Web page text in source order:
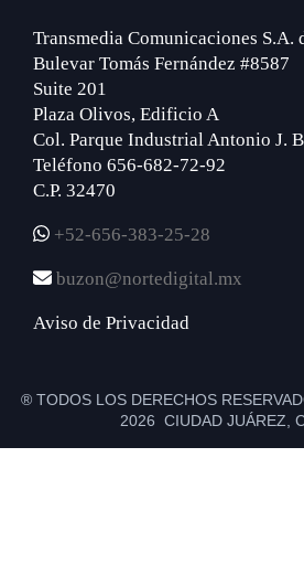
Transmedia Comunicaciones S.A.
Bulevar Tomás Fernández #8587
Suite 201
Plaza Olivos, Edificio A
Col. Parque Industrial Antonio J.
Teléfono 656-682-72-92
C.P. 32470
+52-656-383-25-28
buzon@nortedigital.mx
Aviso de Privacidad
® TODOS LOS DERECHOS
2026 CIUDAD JUÁREZ,